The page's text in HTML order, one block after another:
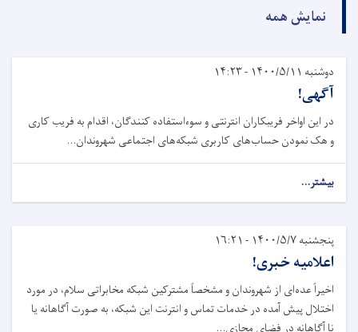
نمایش همه
دوشنبه ۱۴۰۰/۵/۱۱ - ۱۴:۲۳
آگهی!‏
در این اواخر فریبکاران انترنتی و سوءاستفاده کنندگان، اقدام به ‏فریب کاری
و هک نمودن حساب‌های کاربری شبکه‌های اجتماعی شهروندان...
بیشتر...
پنجشنبه ۱۴۰۰/۵/۷ - ۱۶:۲۱
اعلامیه خبری!
اخیراً عده‌ای از شهروندان و مشخصاً مشترکین شبکه مخابراتی سلام، در مورد
اختلال پیش آمده در خدمات تماس و انترنت این ‏شبکه، به صورت آگاهانه یا